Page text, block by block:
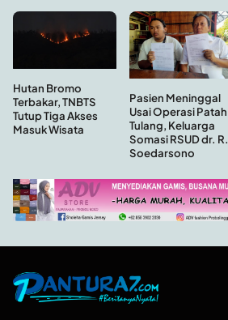
Hutan Bromo
Terbakar, TNBTS
Tutup Tiga Akses
Masuk Wisata
Pasien Meninggal
Usai Operasi Patah
Tulang, Keluarga
Somasi RSUD dr. R.
Soedarsono